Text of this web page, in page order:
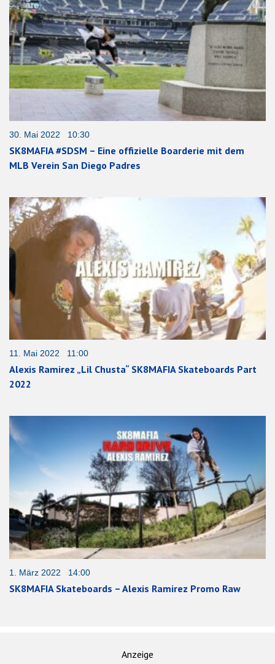
30. Mai 2022 10:30
SK8MAFIA #SDSM – Eine offizielle Boarderie mit dem
MLB Verein San Diego Padres
11. Mai 2022 11:00
Alexis Ramirez „Lil Chusta“ SK8MAFIA Skateboards Part
2022
1. März 2022 14:00
SK8MAFIA Skateboards – Alexis Ramirez Promo Raw
Anzeige